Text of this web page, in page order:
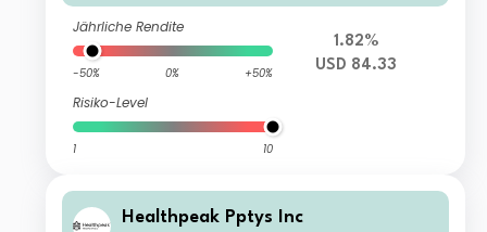
Jährliche Rendite
-50% 0% +50%
Risiko-Level
1 10
1.82%
USD 84.33
Healthpeak Pptys Inc